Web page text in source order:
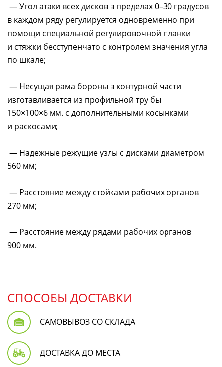
— Угол атаки всех дисков в пределах 0–30 градусов
в каждом ряду регулируется одновременно при
помощи специальной регулировочной планки
и стяжки бесступенчато с контролем значения угла
по шкале;
— Hесущая рама бороны в контурной части
изготавливается из профильной тру бы
150×100×6 мм. с дополнительными косынками
и раскосами;
— Надежные режущие узлы с дисками диаметром
560 мм;
— Расстояние между стойками рабочих органов
270 мм;
— Расстояние между рядами рабочих органов
900 мм.
СПОСОБЫ ДОСТАВКИ
САМОВЫВОЗ СО СКЛАДА
ДОСТАВКА ДО МЕСТА